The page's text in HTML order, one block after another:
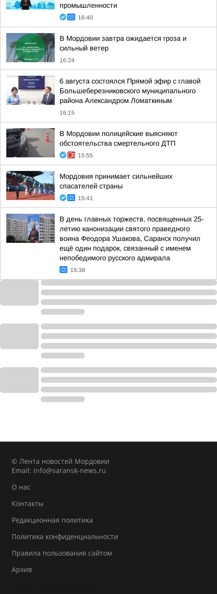
промышленности
16:40
В Мордовии завтра ожидается гроза и
сильный ветер
16:24
6 августа состоялся Прямой эфир с главой
Большеберезниковского муниципального
района Александром Ломаткиным
16:15
В Мордовии полицейские выясняют
обстоятельства смертельного ДТП
15:55
Мордовия принимает сильнейших
спасателей страны
15:41
В день главных торжеств, посвященных 25-
летию канонизации святого праведного
воина Феодора Ушакова, Саранск получил
ещё один подарок, связанный с именем
непобедимого русского адмирала
15:38
© Лента новостей Мордовии
Email: info@saransk-news.ru
О нас
Контакты
Редакционная политика
Политика конфиденциальности
Правила пользования сайтом
Архив